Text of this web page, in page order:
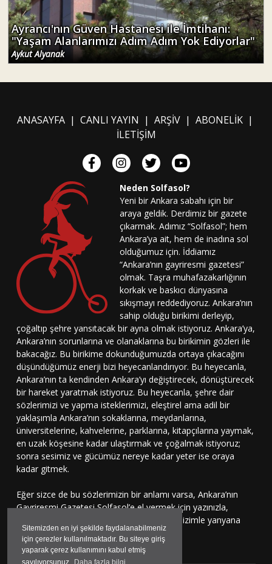
Sitemizden en iyi şekilde faydalanabilmeniz
için çerezler kullanılmaktadır. Bu siteye giriş
yaparak çerez kullanımını kabul etmiş
sayılıyorsunuz.
Daha fazla bilgi
Ayrancı'nın Güven Hastanesi ile İmtihanı:
"Yaşam Alanlarımızı Adım Adım Yok Ediyorlar"
Aykut Alyanak
ANASAYFA| CANLI YAYIN | ARŞİV| ABONELİK|
İLETİŞİM
Neden Solfasol?
Yeni bir Ankara sabahı için bir
araya geldik. Derdimiz bir gazete
çıkarmak. Adımız “Solfasol”; hem
Ankara’ya ait, hem de inadına sol
olduğumuz için. İddiamız
“Ankara’nın gayriresmi gazetesi”
olmak. Taşra muhafazakarlığının
korkak ve baskıcı dünyasına
sıkışmayı reddediyoruz. Ankara’nın
sahip olduğu birikimi derleyip,
çoğaltıp şehre yansıtacak bir ayna olmak istiyoruz. Ankara’ya,
Ankara’nın sorunlarına ve olanaklarına bu birikimin gözleri ile
bakacağız. Bu birikime dokunduğumuzda ortaya çıkacağını
düşündüğümüz enerji bizi heyecanlandırıyor. Bu heyecanla,
Ankara’nın ta kendinden Ankara’yı değiştirecek, dönüştürecek
bir hareket yaratmak istiyoruz. Bu heyecanla, şehre dair
sözlerimizi ve yapma isteklerimizi, eleştirel ama adil bir
yaklaşımla Ankara’nın sokaklarına, meydanlarına,
üniversitelerine, kahvelerine, parklarına, kitapçılarına yaymak,
en uzak köşesine kadar ulaştırmak ve çoğalmak istiyoruz;
sonra sesimiz ve gücümüz nereye kadar yeter ise oraya
kadar gitmek.
Eğer sizce de bu sözlerimizin bir anlamı varsa, Ankara’nın
Gayriresmi Gazetesi Solfasol’e el vermek için yazınızla,
çizinizle, sesinizle bu harekete katılmaya, bizimle yanyana
durmaya davetlisiniz.